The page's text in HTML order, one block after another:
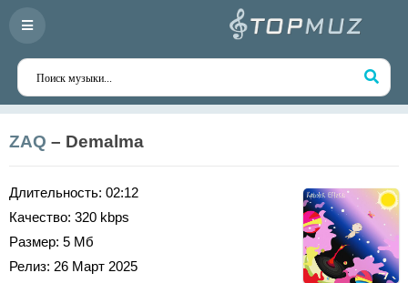
ZAQ – Demalma
Длительность: 02:12
Качество: 320 kbps
Размер: 5 Мб
Релиз: 26 Март 2025